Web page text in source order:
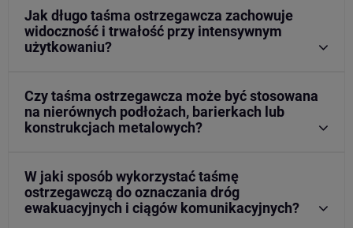
Jak długo taśma ostrzegawcza zachowuje
widoczność i trwałość przy intensywnym
użytkowaniu?
Czy taśma ostrzegawcza może być stosowana
na nierównych podłożach, barierkach lub
konstrukcjach metalowych?
W jaki sposób wykorzystać taśmę
ostrzegawczą do oznaczania dróg
ewakuacyjnych i ciągów komunikacyjnych?